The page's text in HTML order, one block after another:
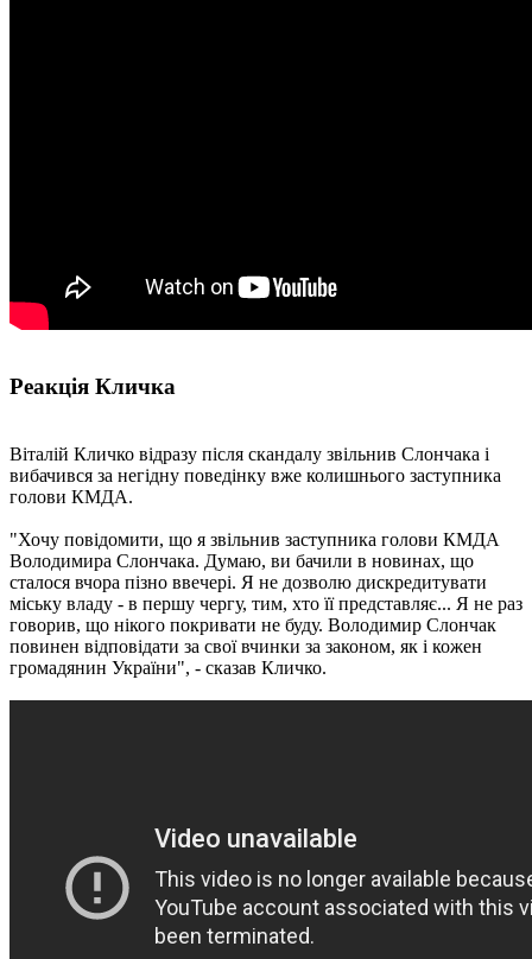
Реакція Кличка
Віталій Кличко відразу після скандалу звільнив Слончака і
вибачився за негідну поведінку вже колишнього заступника
голови КМДА.
"Хочу повідомити, що я звільнив заступника голови КМДА
Володимира Слончака. Думаю, ви бачили в новинах, що
сталося вчора пізно ввечері. Я не дозволю дискредитувати
міську владу - в першу чергу, тим, хто її представляє... Я не раз
говорив, що нікого покривати не буду. Володимир Слончак
повинен відповідати за свої вчинки за законом, як і кожен
громадянин України", - сказав Кличко.